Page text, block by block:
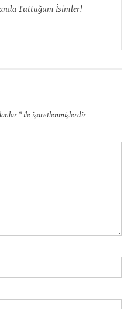
Tuttuğum İsimler!
*ile işaretlenmişlerdir